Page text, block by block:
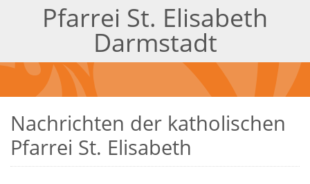
Pfarrei St. Elisabeth
Darmstadt
Nachrichten der katholischen
Pfarrei St. Elisabeth